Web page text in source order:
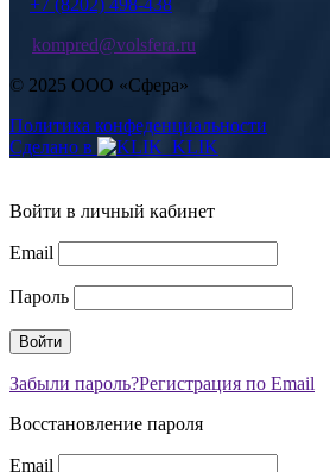
kompred@volsfera.ru
© 2025 ООО «Сфера»
Политика конфеденциальности
Сделано в
Войти в личный кабинет
Email
Пароль
Забыли пароль?Регистрация по Email
Восстановление пароля
Email